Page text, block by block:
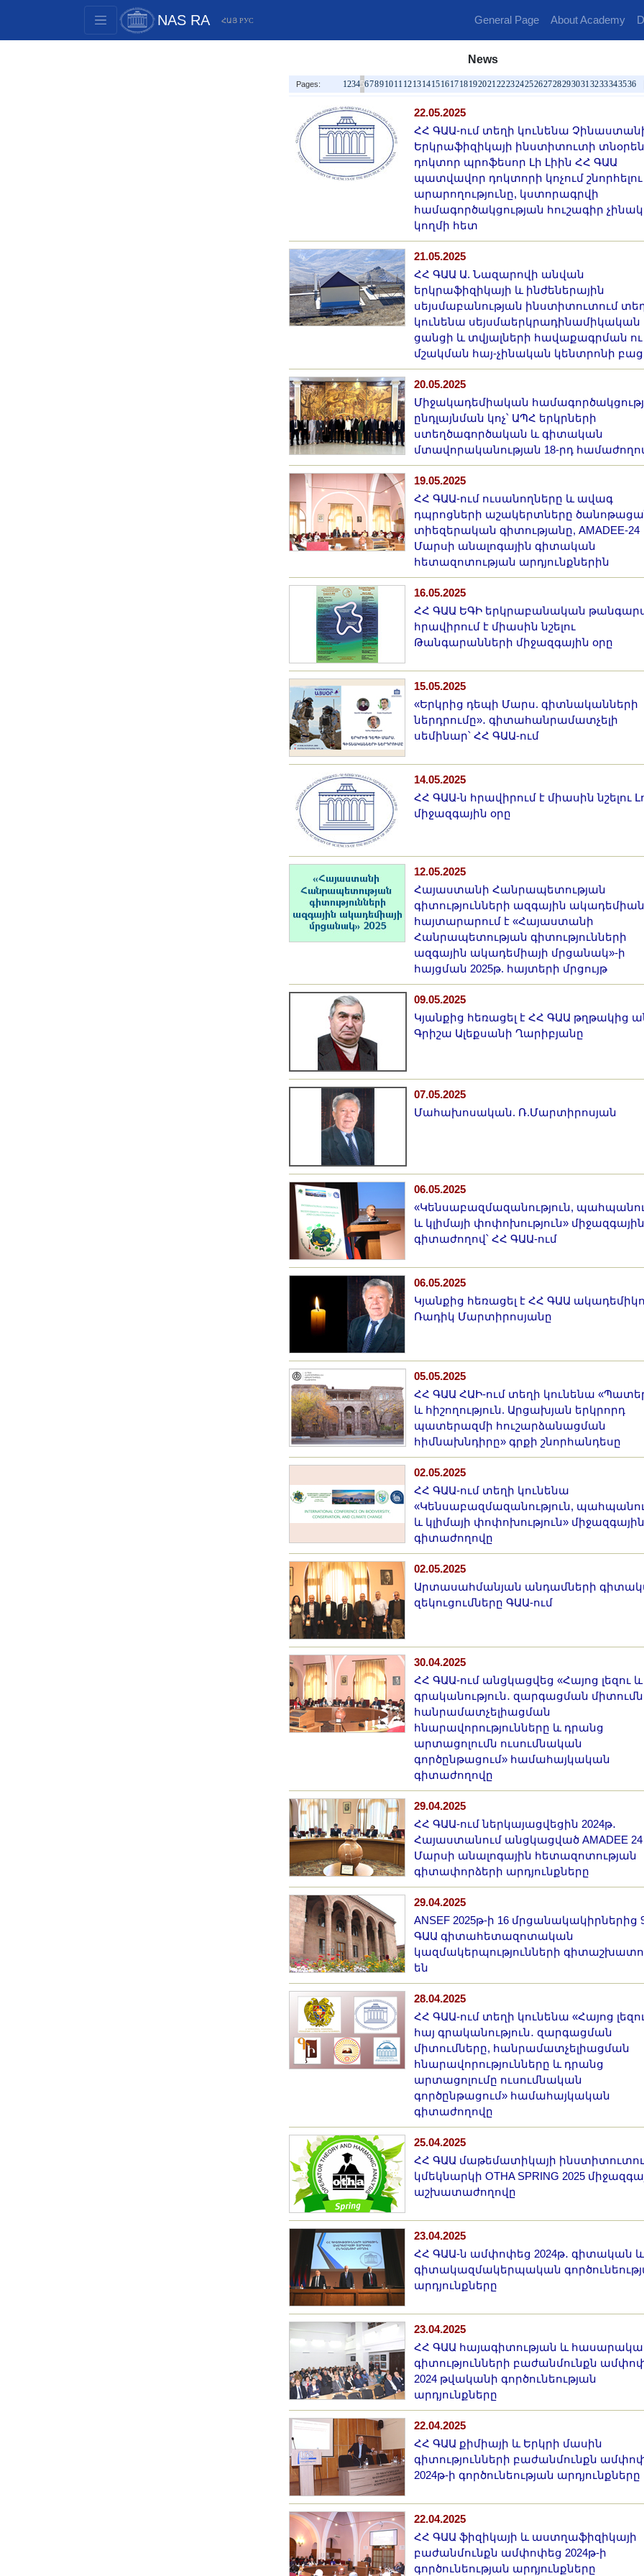
NAS RA ՀԱՅ РУС General Page About Academy
News
Pages: 1234567891011 12131415161718192021222324252627282930313233343536
22.05.2025
ՀՀ ԳԱԱ-ում տեղի կունենա
Երկրաֆիզիկայի ինստիտուտի
դոկտոր պրոֆեսոր Լի Լիին ՀՀ ԳԱԱ
պատվավոր դոկտորի կոչում շնորհելու
արարողությունը, կստորագրվի
համագործակցության հուշագիր
կողմի հետ
21.05.2025
ՀՀ ԳԱԱ Ա. Նազարովի անվան
երկրաֆիզիկայի և ինժեներային
սեյսմաբանության ինստիտուտում
կունենա սեյսմաերկրադինամիկական
ցանցի և տվյալների հավաքագրման ու
մշակման հայ-չինական կենտրոնի
20.05.2025
Միջակադեմիական
ընդլայնման կոչ՝ ԱՊՀ երկրների
ստեղծագործական և գիտական
մտավորականության 18-րդ
19.05.2025
ՀՀ ԳԱԱ-ում ուսանողները և ավագ
դպրոցների աշակերտները
տիեզերական գիտությանը, AMADEE-24
Մարսի անալոգային գիտական
հետազոտության արդյունքներին
16.05.2025
ՀՀ ԳԱԱ ԵԳԻ երկրաբանական
հրավիրում է միասին նշելու
Թանգարանների միջազգային օրը
15.05.2025
«Երկրից դեպի Մարս. գիտնականների
ներդրումը»․ գիտահանրամատչելի
սեմինար՝ ՀՀ ԳԱԱ-ում
14.05.2025
ՀՀ ԳԱԱ-ն հրավիրում է միասին նշելու
միջազգային օրը
12.05.2025
Հայաստանի Հանրապետության
գիտությունների ազգային ակադեմիան
հայտարարում է «Հայաստանի
Հանրապետության գիտությունների
ազգային ակադեմիայի մրցանակ»-ի
հայցման 2025թ. հայտերի մրցույթ
09.05.2025
Կյանքից հեռացել է ՀՀ ԳԱԱ թղթակից
Գրիշա Ալեքսանի Ղարիբյանը
07.05.2025
Մահախոսական. Ռ.Մարտիրոսյան
06.05.2025
«Կենսաբազմազանություն,
և կլիմայի փոփոխություն» միջազգային
գիտաժողով՝ ՀՀ ԳԱԱ-ում
06.05.2025
Կյանքից հեռացել է ՀՀ ԳԱԱ
Ռադիկ Մարտիրոսյանը
05.05.2025
ՀՀ ԳԱԱ ՀԱԻ-ում տեղի կունենա
և հիշողություն. Արցախյան երկրորդ
պատերազմի հուշարձանացման
հիմնախնդիրը» գրքի շնորհանդեսը
02.05.2025
ՀՀ ԳԱԱ-ում տեղի կունենա
«Կենսաբազմազանություն,
և կլիմայի փոփոխություն» միջազգային
գիտաժողովը
02.05.2025
Արտասահմանյան անդամների
զեկուցումները ԳԱԱ-ում
30.04.2025
ՀՀ ԳԱԱ-ում անցկացվեց «Հայոց լեզու և
գրականություն․ զարգացման
հանրամատչելիացման
հնարավորությունները և դրանց
արտացոլումն ուսումնական
գործընթացում» համահայկական
գիտաժողովը
29.04.2025
ՀՀ ԳԱԱ-ում ներկայացվեցին 2024թ․
Հայաստանում անցկացված AMADEE 24
Մարսի անալոգային հետազոտության
գիտափորձերի արդյունքները
29.04.2025
ANSEF 2025թ-ի 16 մրցանակակիրներից
ԳԱԱ գիտահետազոտական
կազմակերպությունների
են
28.04.2025
ՀՀ ԳԱԱ-ում տեղի կունենա «Հայոց
հայ գրականություն․ զարգացման
միտումները, հանրամատչելիացման
հնարավորությունները և դրանց
արտացոլումը ուսումնական
գործընթացում» համահայկական
գիտաժողովը
25.04.2025
ՀՀ ԳԱԱ մաթեմատիկայի
կմեկնարկի OTHA SPRING 2025
աշխատաժողովը
23.04.2025
ՀՀ ԳԱԱ-ն ամփոփեց 2024թ․ գիտական և
գիտակազմակերպական
արդյունքները
23.04.2025
ՀՀ ԳԱԱ հայագիտության և
գիտությունների բաժանմունքն
2024 թվականի գործունեության
արդյունքները
22.04.2025
ՀՀ ԳԱԱ քիմիայի և Երկրի մասին
գիտությունների բաժանմունքն
2024թ-ի գործունեության արդյունքները
22.04.2025
ՀՀ ԳԱԱ ֆիզիկայի և աստղաֆիզիկայի
բաժանմունքն ամփոփեց 2024թ-ի
գործունեության արդյունքները